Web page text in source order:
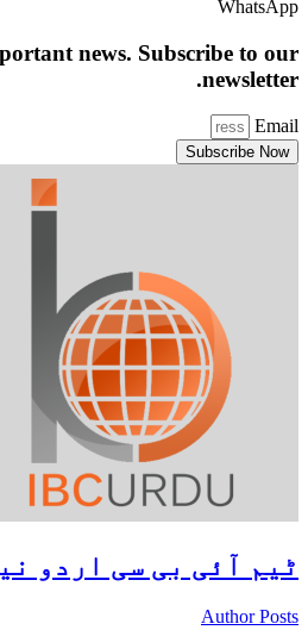
WhatsApp
news. Subscribe to our
newsletter.
Email
Subscribe Now
ٹیم آئی بی سی اردو
Author Posts